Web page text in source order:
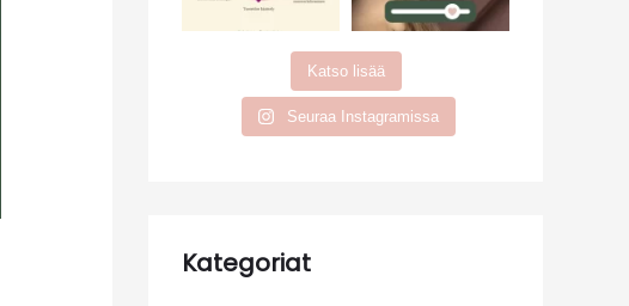
Katso lisää
Seuraa Instagramissa
Kategoriat